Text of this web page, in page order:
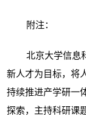
附注：
北京大学信息
新人才为目标，将
持续推进产学研一
探索，主持科研课